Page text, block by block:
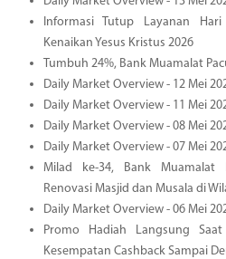
Informasi Tutup Layanan
Kenaikan Yesus Kristus 2026
Tumbuh 24%, Bank Muamalat
Daily Market Overview - 12 Mei
Daily Market Overview - 11 Mei
Daily Market Overview - 08 Mei
Daily Market Overview - 07 Mei
Milad ke-34, Bank Muamalat
Renovasi Masjid dan Musala di
Daily Market Overview - 06 Mei
Promo Hadiah Langsung
Kesempatan Cashback Sampai